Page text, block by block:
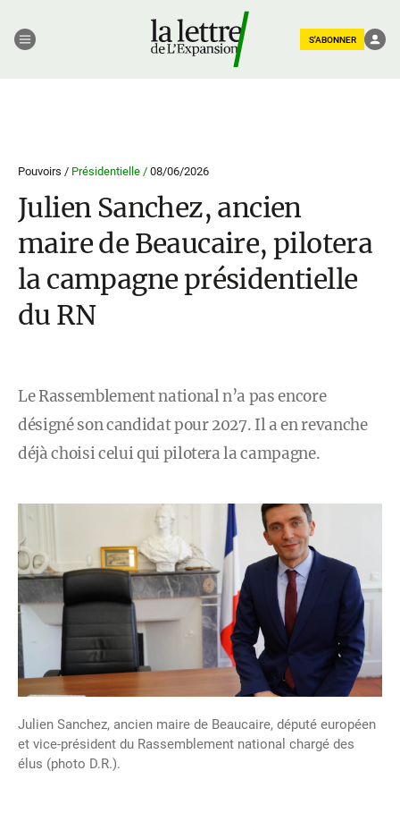
S'ABONNER
Pouvoirs / Présidentielle / 08/06/2026
Julien Sanchez, ancien
maire de Beaucaire, pilotera
la campagne présidentielle
du RN
Le Rassemblement national n’a pas encore
désigné son candidat pour 2027. Il a en revanche
déjà choisi celui qui pilotera la campagne.
Julien Sanchez, ancien maire de Beaucaire, député européen
et vice-président du Rassemblement national chargé des
élus (photo D.R.).